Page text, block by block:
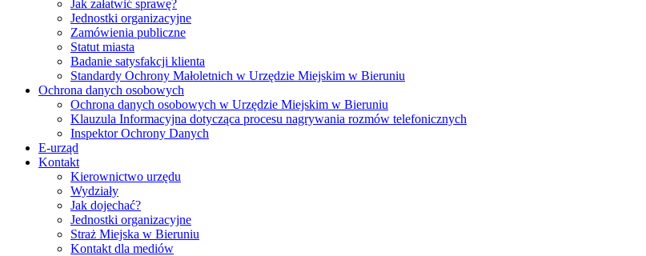
Jak załatwić sprawę?
Jednostki organizacyjne
Zamówienia publiczne
Statut miasta
Badanie satysfakcji klienta
Standardy Ochrony Małoletnich w Urzędzie Miejskim w Bieruniu
Ochrona danych osobowych
Ochrona danych osobowych w Urzędzie Miejskim w Bieruniu
Klauzula Informacyjna dotycząca procesu nagrywania rozmów telefonicznych
Inspektor Ochrony Danych
E-urząd
Kontakt
Kierownictwo urzędu
Wydziały
Jak dojechać?
Jednostki organizacyjne
Straż Miejska w Bieruniu
Kontakt dla mediów